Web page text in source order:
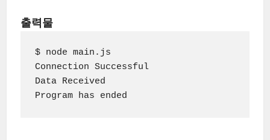
출력물
$ node main.js
Connection Successful
Data Received
Program has ended